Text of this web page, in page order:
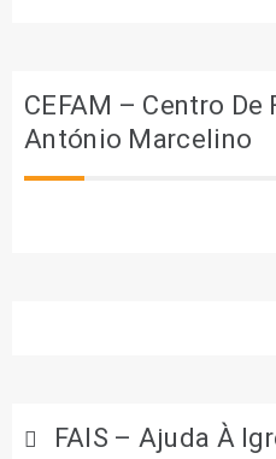
CEFAM – Centro De
António Marcelino
FAIS – Ajuda À